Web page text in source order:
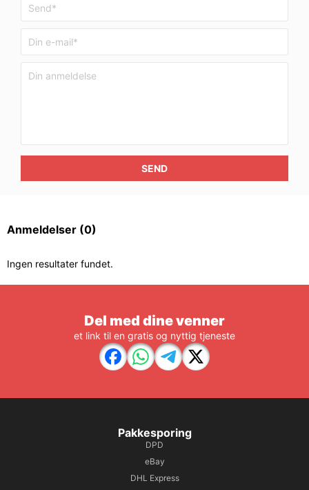
SEND
Anmeldelser (0)
Ingen resultater fundet.
Del med dine venner
et link til en gratis og nyttig tjeneste
Pakkesporing
DPD
eBay
DHL Express